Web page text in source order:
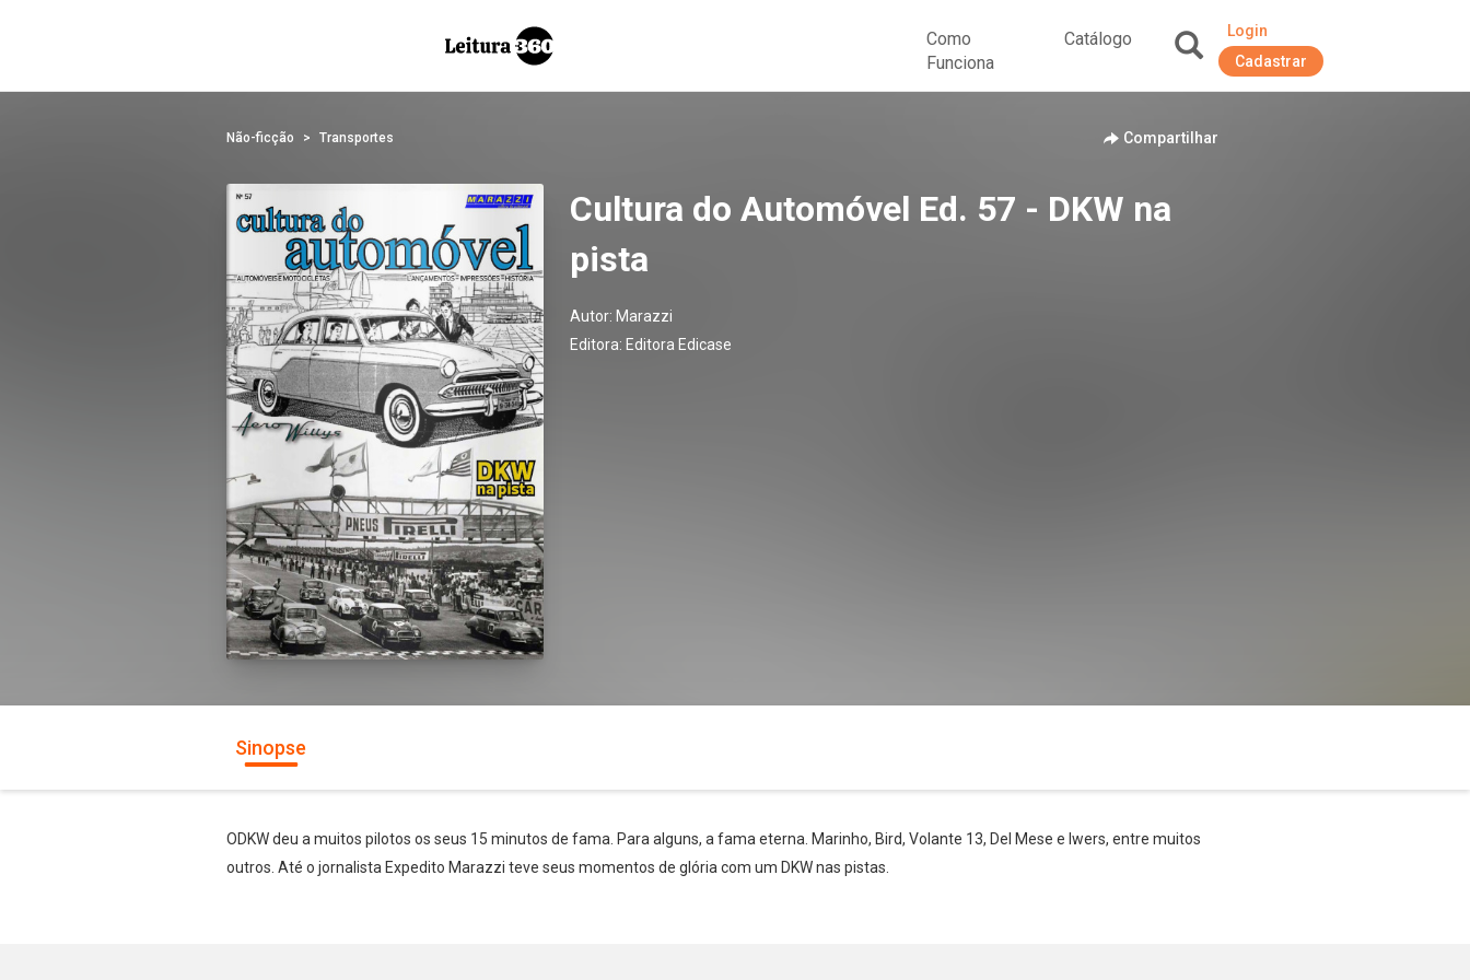
Como
Funciona
Catálogo
Login
Cadastrar
Não-ficção Transportes Compartilhar
Cultura do Automóvel Ed. 57 - DKW na
pista
Autor: Marazzi
Editora: Editora Edicase
Sinopse
ODKW deu a muitos pilotos os seus 15 minutos de fama. Para alguns, a fama eterna. Marinho, Bird, Volante 13, Del Mese e Iwers, entre muitos
outros. Até o jornalista Expedito Marazzi teve seus momentos de glória com um DKW nas pistas.